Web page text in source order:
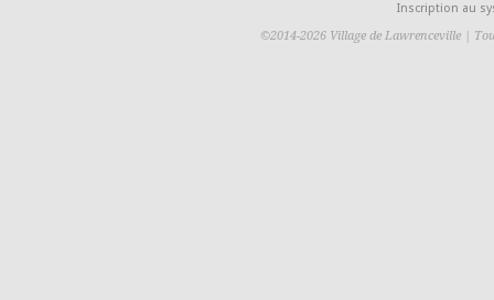
Inscription au
©2014-2026 Village de Lawrenceville |